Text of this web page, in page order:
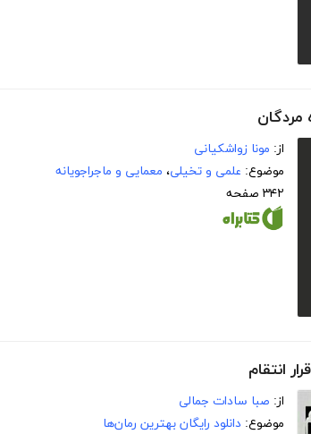
مردگان
از: مونا زواشکیانی
موضوع: علمی و تخیلی، معمایی و ماجراجویانه
۳۴۲ صفحه
انتقام
از: صبا سادات جمالی
موضوع: دانلود رایگان بهترین رمان‌ها